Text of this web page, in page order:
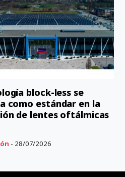
block-less se
como estándar en la
de lentes oftálmicas
- 28/07/2026